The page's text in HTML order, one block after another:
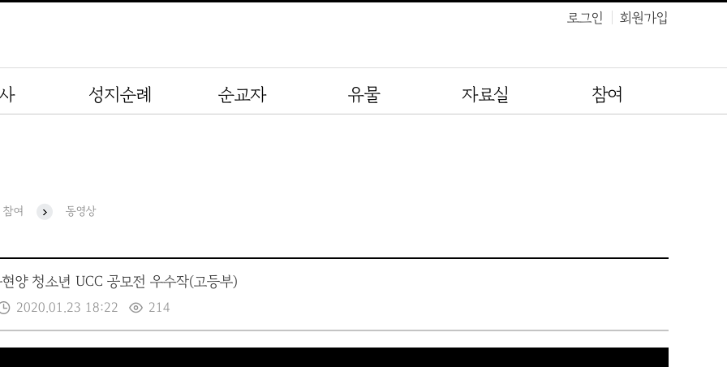
로그인 회원가입
성지순례 순교자 유물 자료실 참여
참여 동영상
양 청소년 UCC 공모전 우수작(고등부)
2020.01.23 18:22 214